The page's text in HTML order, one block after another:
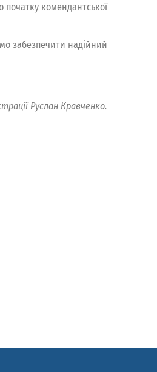
комендантської
забезпечити надійний
Руслан Кравченко.